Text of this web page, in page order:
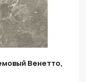
Венетто,